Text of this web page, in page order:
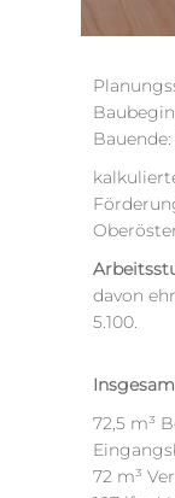
davon
5.100.
72,5 m³
72 m³